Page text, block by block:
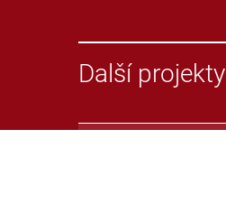
Další projekty